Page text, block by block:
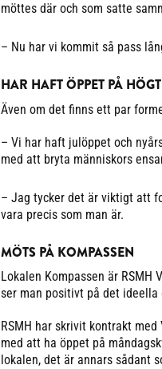
möttes där och som satte
– Nu har vi kommit så pass
HAR HAFT ÖPPET PÅ
Även om det finns ett par
– Vi har haft julöppet och
med att bryta människors
– Jag tycker det är viktigt att
vara precis som man är.
MÖTS PÅ KOMPASSEN
Lokalen Kompassen är
ser man positivt på det ideella
RSMH har skrivit kontrakt
med att ha öppet på
lokalen, det är annars sådant